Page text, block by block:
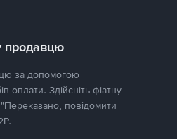
продавцю
за допомогою
оплати. Здійсніть фіатну
"Переказано, повідомити